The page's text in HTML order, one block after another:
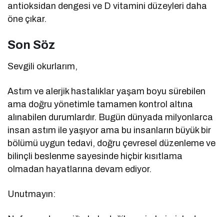
antioksidan dengesi ve D vitamini düzeyleri daha
öne çıkar.
Son Söz
Sevgili okurlarım,
Astım ve alerjik hastalıklar yaşam boyu sürebilen
ama doğru yönetimle tamamen kontrol altına
alınabilen durumlardır. Bugün dünyada milyonlarca
insan astım ile yaşıyor ama bu insanların büyük bir
bölümü uygun tedavi, doğru çevresel düzenleme ve
bilinçli beslenme sayesinde hiçbir kısıtlama
olmadan hayatlarına devam ediyor.
Unutmayın: